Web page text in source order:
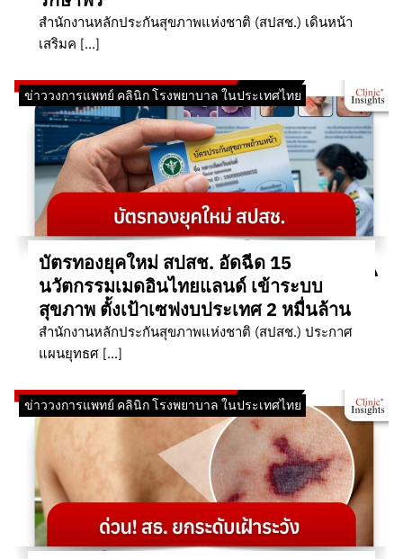
สำนักงานหลักประกันสุขภาพแห่งชาติ (สปสช.) เดินหน้า
เสริมค […]
ข่าววงการแพทย์ คลินิก โรงพยาบาล ในประเทศไทย
บัตรทองยุคใหม่ สปสช. อัดฉีด 15
นวัตกรรมเมดอินไทยแลนด์ เข้าระบบ
สุขภาพ ตั้งเป้าเซฟงบประเทศ 2 หมื่นล้าน
สำนักงานหลักประกันสุขภาพแห่งชาติ (สปสช.) ประกาศ
แผนยุทธศ […]
ข่าววงการแพทย์ คลินิก โรงพยาบาล ในประเทศไทย